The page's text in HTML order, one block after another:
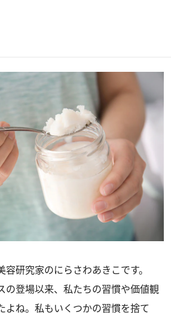
研究家のにらさわあきこです。
登場以来、私たちの習慣や価値観
よね。私もいくつかの習慣を捨て